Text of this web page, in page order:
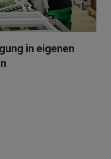
in eigenen